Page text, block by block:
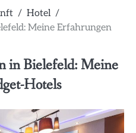
Hotel
Meine Erfahrungen
in Bielefeld: Meine
Hotels